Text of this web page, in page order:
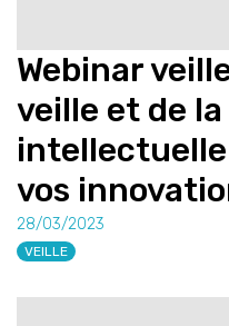
Webinar
veille et de
vos
28/03/2023
VEILLE